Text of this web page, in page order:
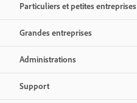
Particuliers et petites entreprises
Grandes entreprises
Administrations
Support